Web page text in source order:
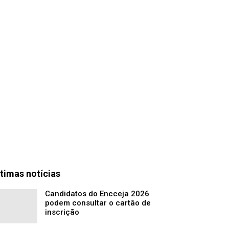
notícias
Candidatos do Encceja 2026
podem consultar o cartão de
inscrição